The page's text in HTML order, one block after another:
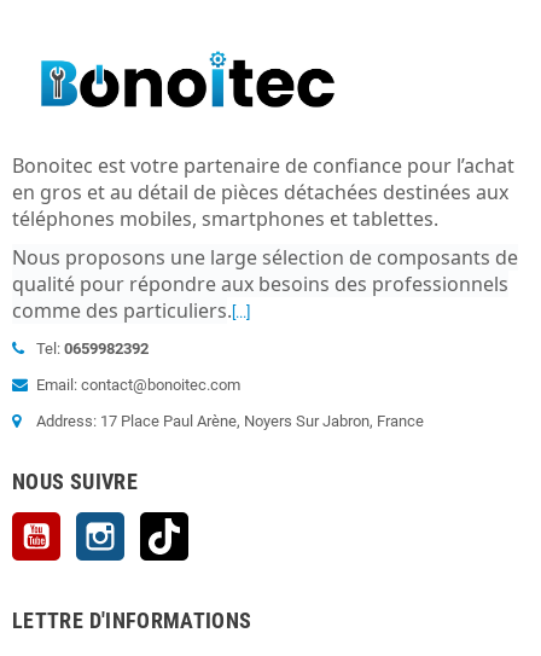
Bonoitec est votre partenaire de confiance pour l’achat
en gros et au détail de pièces détachées destinées aux
téléphones mobiles, smartphones et tablettes.
Nous proposons une large sélection de composants de
qualité pour répondre aux besoins des professionnels
comme des particuliers. [...]
Tel: 0659982392
Email: contact@bonoitec.com
Address: 17 Place Paul Arène, Noyers Sur Jabron, France
NOUS SUIVRE
YouTube Instagram
LETTRE D'INFORMATIONS